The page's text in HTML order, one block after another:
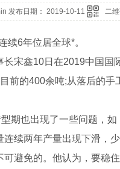
发布日期： 2019-10-11 二
续6年位居全球*。
宋鑫10日在2019中国国
前的400余吨;从落后的
期也出现了一些问题，
续两年产量出现下滑，少
避免的。他认为，要稳